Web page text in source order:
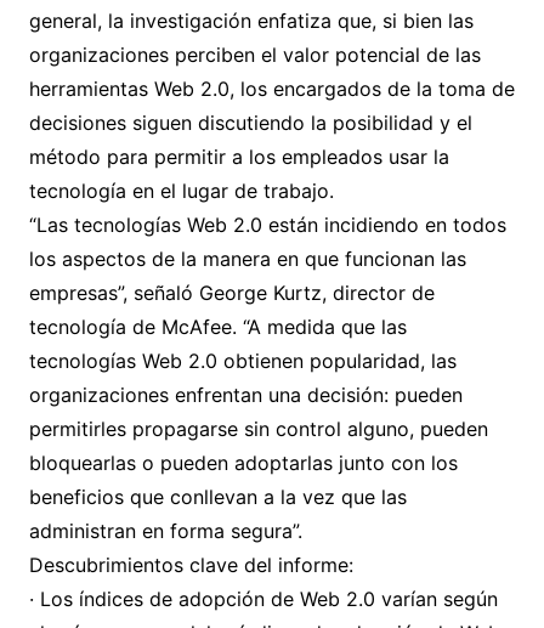
general, la investigación enfatiza que, si bien las
organizaciones perciben el valor potencial de las
herramientas Web 2.0, los encargados de la toma de
decisiones siguen discutiendo la posibilidad y el
método para permitir a los empleados usar la
tecnología en el lugar de trabajo.
“Las tecnologías Web 2.0 están incidiendo en todos
los aspectos de la manera en que funcionan las
empresas”, señaló George Kurtz, director de
tecnología de McAfee. “A medida que las
tecnologías Web 2.0 obtienen popularidad, las
organizaciones enfrentan una decisión: pueden
permitirles propagarse sin control alguno, pueden
bloquearlas o pueden adoptarlas junto con los
beneficios que conllevan a la vez que las
administran en forma segura”.
Descubrimientos clave del informe:
· Los índices de adopción de Web 2.0 varían según